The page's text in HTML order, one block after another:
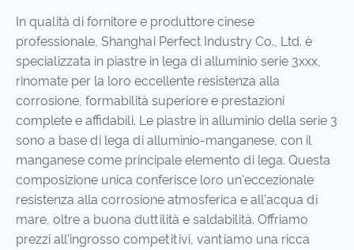
In qualità di fornitore e produttore cinese
professionale, Shanghai Perfect Industry Co., Ltd. è
specializzata in piastre in lega di alluminio serie 3xxx,
rinomate per la loro eccellente resistenza alla
corrosione, formabilità superiore e prestazioni
complete e affidabili. Le piastre in alluminio della serie 3
sono a base di lega di alluminio-manganese, con il
manganese come principale elemento di lega. Questa
composizione unica conferisce loro un'eccezionale
resistenza alla corrosione atmosferica e all'acqua di
mare, oltre a buona duttilità e saldabilità. Offriamo
prezzi all'ingrosso competitivi, vantiamo una ricca